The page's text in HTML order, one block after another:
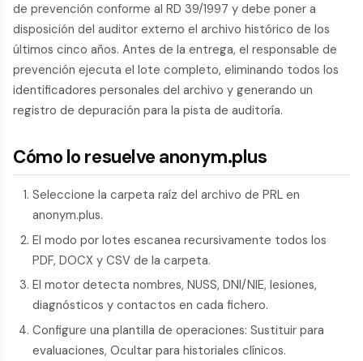
de prevención conforme al RD 39/1997 y debe poner a
disposición del auditor externo el archivo histórico de los
últimos cinco años. Antes de la entrega, el responsable de
prevención ejecuta el lote completo, eliminando todos los
identificadores personales del archivo y generando un
registro de depuración para la pista de auditoría.
Cómo lo resuelve anonym.plus
Seleccione la carpeta raíz del archivo de PRL en
anonym.plus.
El modo por lotes escanea recursivamente todos los
PDF, DOCX y CSV de la carpeta.
El motor detecta nombres, NUSS, DNI/NIE, lesiones,
diagnósticos y contactos en cada fichero.
Configure una plantilla de operaciones: Sustituir para
evaluaciones, Ocultar para historiales clínicos.